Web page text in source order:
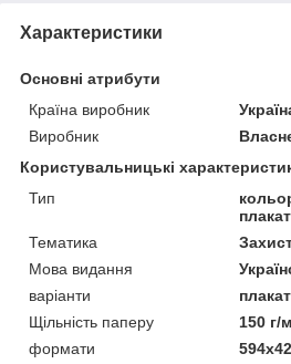
Характеристики
Основні атрибути
Країна виробник
Виробник
Користувальницькі
Тип
плакат
Тематика
Мова видання
варіанти
плакат
Щільність паперу
150 г/
формати